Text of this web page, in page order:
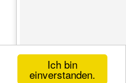
Ich bin
einverstanden.